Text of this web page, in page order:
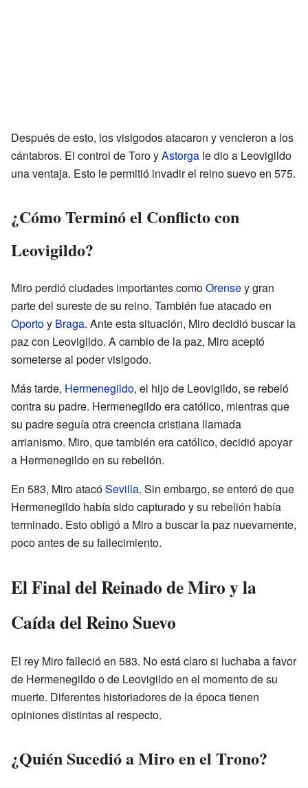
Después de esto, los visigodos atacaron y vencieron a los
cántabros. El control de Toro yAstorga le dio a Leovigildo
una ventaja. Esto le permitió invadir el reino suevo en 575.
¿Cómo Terminó el Conflicto con
Leovigildo?
Miro perdió ciudades importantes comoOrensey gran
parte del sureste de su reino. También fue atacado en
Oportoy Braga. Ante esta situación, Miro decidió buscar la
paz con Leovigildo. A cambio de la paz, Miro aceptó
someterse al poder visigodo.
Más tarde, Hermenegildo, el hijo de Leovigildo, se rebeló
contra su padre. Hermenegildo era católico, mientras que
su padre seguía otra creencia cristiana llamada
arrianismo. Miro, que también era católico, decidió apoyar
a Hermenegildo en su rebelión.
En 583, Miro atacóSevilla. Sin embargo, se enteró de que
Hermenegildo había sido capturado y su rebelión había
terminado. Esto obligó a Miro a buscar la paz nuevamente,
poco antes de su fallecimiento.
El Final del Reinado de Miro y la
Caída del Reino Suevo
El rey Miro falleció en 583. No está claro si luchaba a favor
de Hermenegildo o de Leovigildo en el momento de su
muerte. Diferentes historiadores de la época tienen
opiniones distintas al respecto.
¿Quién Sucedió a Miro en el Trono?